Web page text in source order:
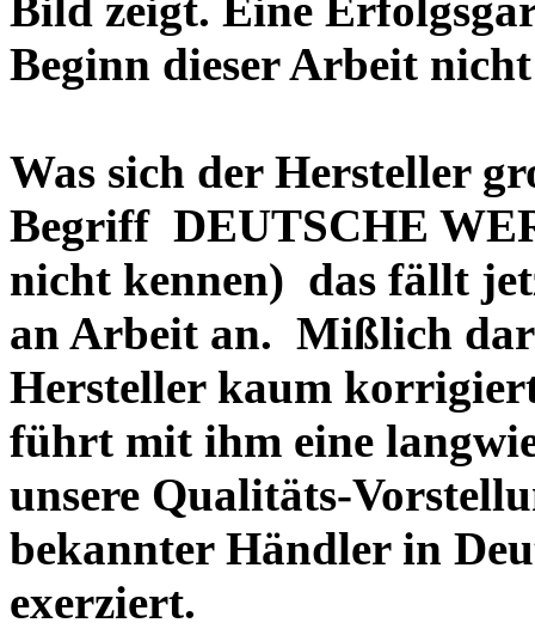
Beginn dieser Arbeit
Was sich der Hersteller
Begriff DEUTSCHE
nicht kennen) das fällt
an Arbeit an. Mißlich
Hersteller kaum
führt mit ihm eine
unsere Qualitäts-
bekannter Händler in
exerziert.